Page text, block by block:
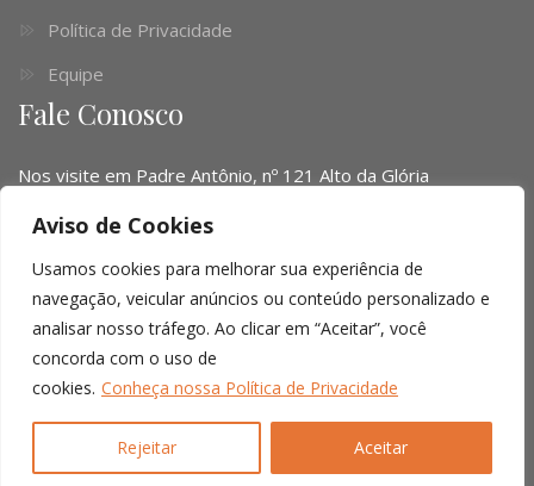
Aviso de Cookies
Usamos cookies para melhorar sua experiência de
navegação, veicular anúncios ou conteúdo personalizado e
analisar nosso tráfego. Ao clicar em “Aceitar”, você
concorda com o uso de
cookies. Conheça nossa Política de Privacidade
Rejeitar Aceitar
Política de Privacidade
Equipe
Fale Conosco
Nos visite em Padre Antônio, nº 121 Alto da Glória
Telefone: (041) 3016-6063 - (51) 3103-0345 - (11) 4063-
Email: contato@limalopes.com.br
8:30 AM - 18:00 PM
© Copyright 2026 | | All right reserved.